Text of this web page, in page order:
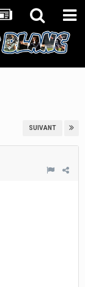
SUIVANT